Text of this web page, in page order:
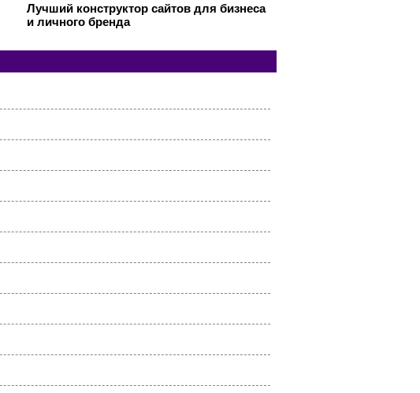
Лучший конструктор сайтов для бизнеса
и личного бренда